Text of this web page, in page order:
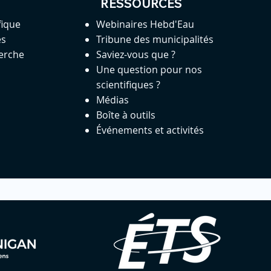
RESSOURCES
Webinaires Hebd'Eau
Tribune des municipalités
Saviez-vous que ?
Une question pour nos
scientifiques ?
Médias
Boîte à outils
Événements et activités